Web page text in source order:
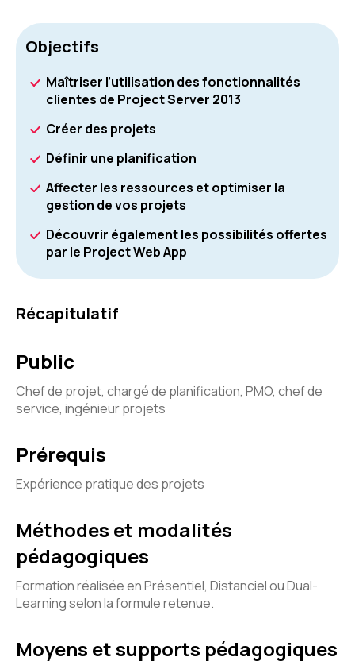
Objectifs
Maîtriser l’utilisation des fonctionnalités
clientes de Project Server 2013
Créer des projets
Définir une planification
Affecter les ressources et optimiser la
gestion de vos projets
Découvrir également les possibilités offertes
par le Project Web App
Récapitulatif
Public
Chef de projet, chargé de planification, PMO, chef de
service, ingénieur projets
Prérequis
Expérience pratique des projets
Méthodes et modalités
pédagogiques
Formation réalisée en Présentiel, Distanciel ou Dual-
Learning selon la formule retenue.
Moyens et supports pédagogiques